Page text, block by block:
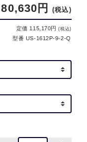
80,630円 (税込)
定価 115,170円(税込)
型番 US-1612P-9-2-Q